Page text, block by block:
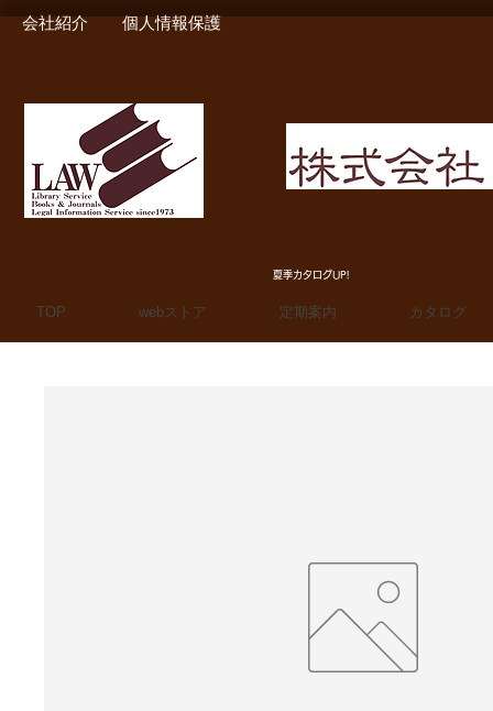
会社紹介 個人情報保護
夏季カタログUP!
TOP webストア 定期案内 カタログ